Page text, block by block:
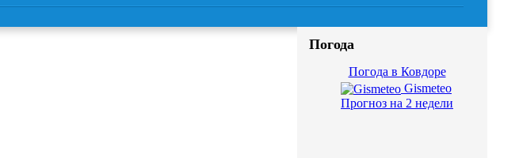
Погода
Погода в Ковдоре
Gismeteo
Прогноз на 2 недели